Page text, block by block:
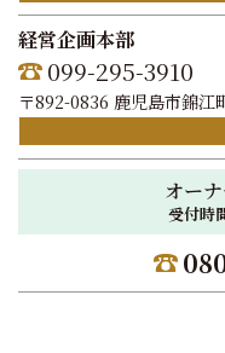
経営企画本部
099-295-3910
〒892-0836 鹿児島市錦江
オー
受付時